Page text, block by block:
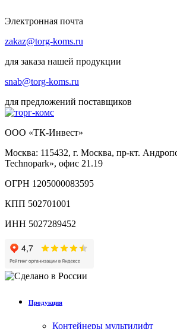
Электронная почта
zakaz@torg-koms.ru
для заказа нашей продукции
snab@torg-koms.ru
для предложений поставщиков
ООО «ТК-Инвест»
Москва: 115432, г. Москва, пр-кт.
Technopark», офис 21.19
ОГРН 1205000083595
КПП 502701001
ИНН 5027289452
Продукция
Контейнеры мультилифт